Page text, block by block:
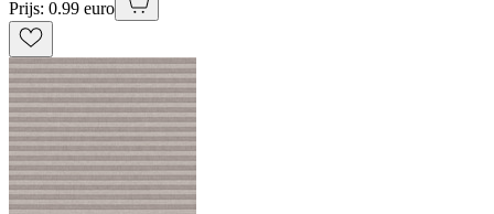
Prijs: 0.99 euro